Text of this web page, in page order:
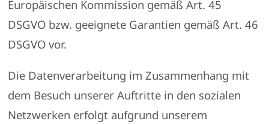
Europäischen Kommission gemäß Art. 45
DSGVO bzw. geeignete Garantien gemäß Art. 46
DSGVO vor.
Die Datenverarbeitung im Zusammenhang mit
dem Besuch unserer Auftritte in den sozialen
Netzwerken erfolgt aufgrund unserem